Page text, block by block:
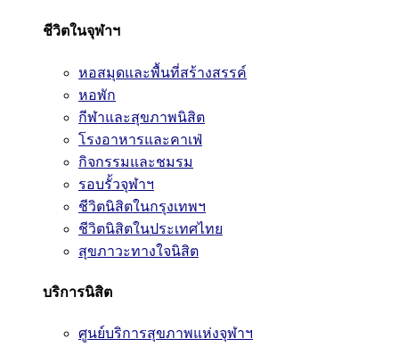
ชีวิตในจุฬาฯ
หอสมุดและพื้นที่สร้างสรรค์
หอพัก
กีฬาและสุขภาพนิสิต
โรงอาหารและคาเฟ่
กิจกรรมและชมรม
รอบรั้วจุฬาฯ
ชีวิตนิสิตในกรุงเทพฯ
ชีวิตนิสิตในประเทศไทย
สุขภาวะทางใจนิสิต
บริการนิสิต
ศูนย์บริการสุขภาพแห่งจุฬาฯ